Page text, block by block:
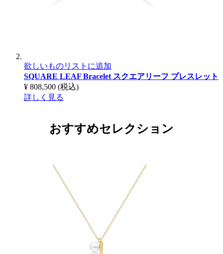
欲しいものリストに追加
SQUARE LEAF Bracelet スクエアリーフ ブレスレット
¥ 808,500 (税込)
詳しく見る
おすすめセレクション